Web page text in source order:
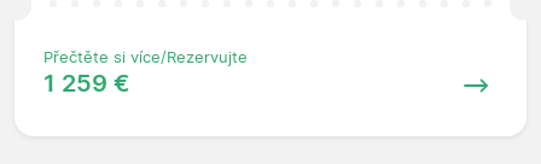
Přečtěte si více/Rezervujte
1 259 €